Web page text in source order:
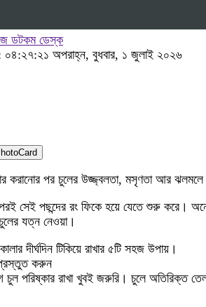
ডটকম ডেস্ক
০৪:২৭:২১ অপরাহ্ন, বুধবার, ১ জুলাই ২০২৬
করানোর পর চুলের উজ্জ্বলতা, মসৃণতা আর
সেই পছন্দের রং ফিকে হয়ে যেতে শুরু করে।
যত্ন নেওয়া।
দীর্ঘদিন টিকিয়ে রাখার ৫টি সহজ উপায়।
করুন
চুল পরিষ্কার রাখা খুবই জরুরি। চুলে অতিরিক্ত